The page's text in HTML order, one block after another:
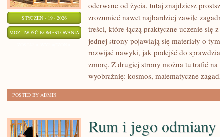
STYCZEŃ - 19 - 2026
MOŻLIWOŚĆ KOMENTOWANIA KOSMOS
ASTRONOMIA
oderwane od życia, tutaj znajdziesz
zrozumieć nawet najbardziej zawiłe
treści, które łączą praktyczne uczenie się
jednej strony pojawiają się materiały o
rozwijać nawyki, jak podejść do
zmorę. Z drugiej strony można tu trafić
wyobraźnię: kosmos, matematyczne
POSTED BY ADMIN
Rum i jego odmiany